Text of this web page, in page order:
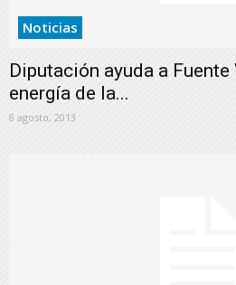
Noticias
Diputación ayuda a
energía de la...
8 agosto, 2013